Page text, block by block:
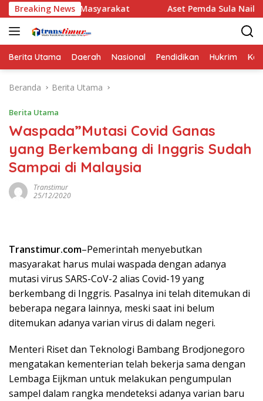
Langsung
ke
konten
Breaking News
Masyarakat Aset Pemda Sula Naik Jadi Rp461,06
Berita Utama Daerah Nasional Pendidikan Hukrim
Beranda Berita Utama
Berita Utama
Waspada”Mutasi Covid Ganas
yang Berkembang di Inggris Sudah
Sampai di Malaysia
Transtimur
25/12/2020
Transtimur.com–Pemerintah menyebutkan
masyarakat harus mulai waspada dengan adanya
mutasi virus SARS-CoV-2 alias Covid-19 yang
berkembang di Inggris. Pasalnya ini telah ditemukan di
beberapa negara lainnya, meski saat ini belum
ditemukan adanya varian virus di dalam negeri.
Menteri Riset dan Teknologi Bambang Brodjonegoro
mengatakan kementerian telah bekerja sama dengan
Lembaga Eijkman untuk melakukan pengumpulan
sampel dalam rangka mendeteksi adanya varian baru